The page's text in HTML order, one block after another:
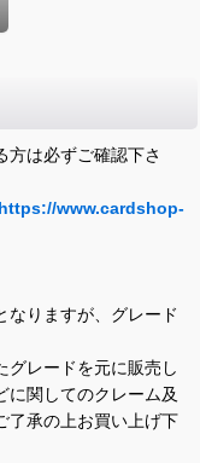
方は必ずご確認下さ
https://www.cardshop-
なりますが、グレード
グレードを元に販売し
に関してのクレーム及
了承の上お買い上げ下